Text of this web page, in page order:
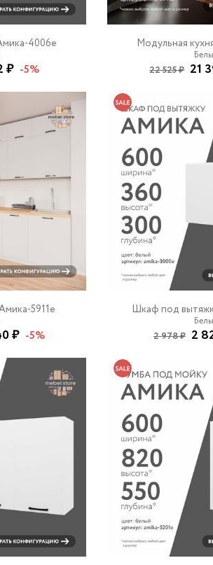
4006e
₽ -5%
Модульная
22 525 ₽ 21
5911e
₽ -5%
Шкаф под
2 978 ₽ 2